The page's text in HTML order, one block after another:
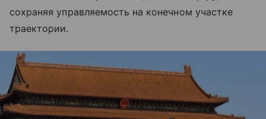
сохраняя управляемость на конечном участке
траектории.